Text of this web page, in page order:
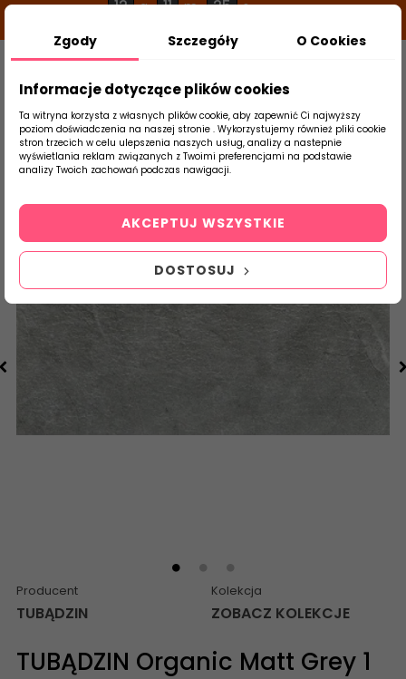
12 g 11 m 25 s
Szukaj
produktu
Strona Główna Płytki Łazienkowe
Producent
TUBĄDZIN
Kolekcja
ZOBACZ KOLEKCJE
TUBĄDZIN Organic Matt Grey 1
Zgody Szczegóły O Cookies
Informacje dotyczące plików cookies
Ta witryna korzysta z własnych plików cookie, aby zapewnić Ci najwyższy
poziom doświadczenia na naszej stronie . Wykorzystujemy również pliki cookie
stron trzecich w celu ulepszenia naszych usług, analizy a nastepnie
wyświetlania reklam związanych z Twoimi preferencjami na podstawie
analizy Twoich zachowań podczas nawigacji.
DOSTOSUJ
AKCEPTUJ WSZYSTKIE